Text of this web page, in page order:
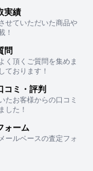
実績
せていただいた商品や
！
問
く頂くご質問を集めま
ております！
コミ・評判
たお客様からの口コミ
した！
ォーム
ールベースの査定フォ